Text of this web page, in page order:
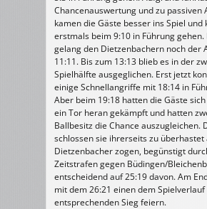
Chancenauswertung und zu passiven
kamen die Gäste besser ins Spiel und
erstmals beim 9:10 in Führung gehen.
gelang den Dietzenbachern noch der
11:11. Bis zum 13:13 blieb es in der
Spielhälfte ausgeglichen. Erst jetzt
einige Schnellangriffe mit 18:14 in
Aber beim 19:18 hatten die Gäste
ein Tor heran gekämpft und hatten
Ballbesitz die Chance auszugleichen.
schlossen sie ihrerseits zu überhastet
Dietzenbacher zogen, begünstigt
Zeitstrafen gegen Büdingen/
entscheidend auf 25:19 davon. Am
mit dem 26:21 einen dem Spielverlauf
entsprechenden Sieg feiern.